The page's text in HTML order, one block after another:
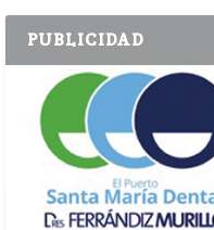
PUBLICIDAD